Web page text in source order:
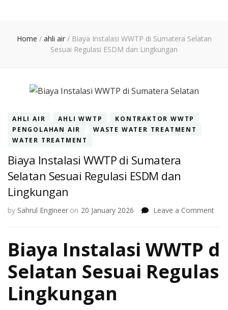
Home / ahli air / Biaya Instalasi WWTP di Sumatera Selatan
Sesuai Regulasi ESDM dan Lingkungan
AHLI AIR AHLI WWTP
KONTRAKTOR WWTP
PENGOLAHAN AIR
WASTE WATER TREATMENT
WATER TREATMENT
Biaya Instalasi WWTP di Sumatera
Selatan Sesuai Regulasi ESDM dan
Lingkungan
by Sahrul Engineer on 20 January 2026 Leave a Commenton
di
Biaya Instalasi WWTP
Selatan Sesuai Regulasi
Lingkungan